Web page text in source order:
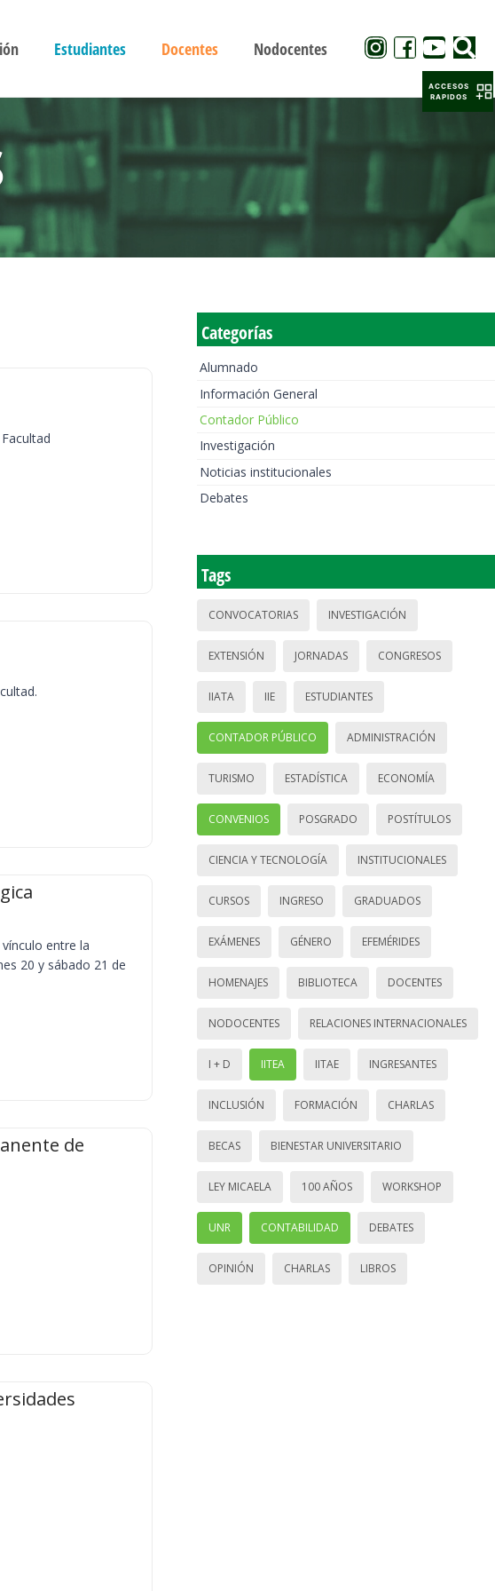
Estudiantes Docentes Nodocentes
entre la
20 y sábado 21 de
de
Categorías
Alumnado
Información General
Contador Público
Investigación
Noticias institucionales
Debates
Tags
CONVOCATORIAS INVESTIGACIÓN
EXTENSIÓN JORNADAS CONGRESOS
IIATA IIE ESTUDIANTES
CONTADOR PÚBLICO ADMINISTRACIÓN
TURISMO ESTADÍSTICA ECONOMÍA
CONVENIOS POSGRADO POSTÍTULOS
CIENCIA Y TECNOLOGÍA INSTITUCIONALES
CURSOS INGRESO GRADUADOS
EXÁMENES GÉNERO EFEMÉRIDES
HOMENAJES BIBLIOTECA DOCENTES
NODOCENTES RELACIONES INTERNACIONALES
I + D IITEA IITAE INGRESANTES
INCLUSIÓN FORMACIÓN CHARLAS
BECAS BIENESTAR UNIVERSITARIO
LEY MICAELA 100 AÑOS WORKSHOP
UNR CONTABILIDAD DEBATES
OPINIÓN CHARLAS LIBROS
ACCESOS
RAPIDOS